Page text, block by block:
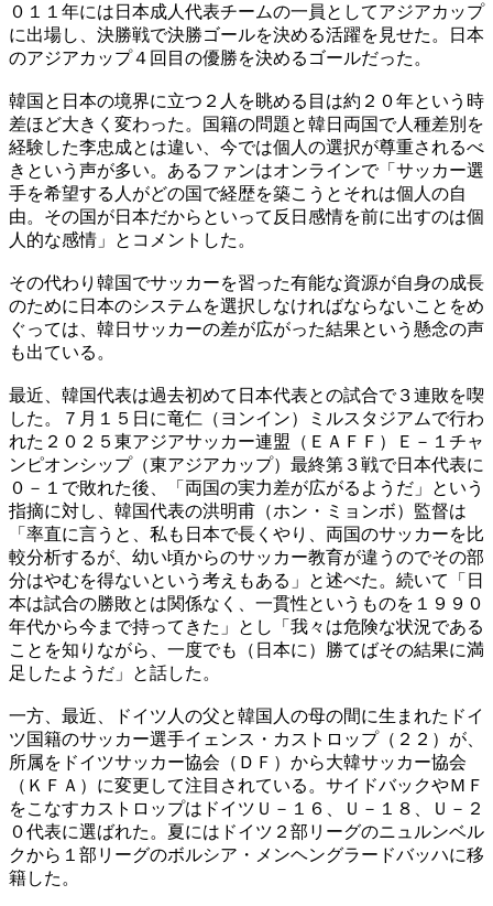
０１１年には日本成人代表チームの一員としてアジアカップ
に出場し、決勝戦で決勝ゴールを決める活躍を見せた。日本
のアジアカップ４回目の優勝を決めるゴールだった。
韓国と日本の境界に立つ２人を眺める目は約２０年という時
差ほど大きく変わった。国籍の問題と韓日両国で人種差別を
経験した李忠成とは違い、今では個人の選択が尊重されるべ
きという声が多い。あるファンはオンラインで「サッカー選
手を希望する人がどの国で経歴を築こうとそれは個人の自
由。その国が日本だからといって反日感情を前に出すのは個
人的な感情」とコメントした。
その代わり韓国でサッカーを習った有能な資源が自身の成長
のために日本のシステムを選択しなければならないことをめ
ぐっては、韓日サッカーの差が広がった結果という懸念の声
も出ている。
最近、韓国代表は過去初めて日本代表との試合で３連敗を喫
した。７月１５日に竜仁（ヨンイン）ミルスタジアムで行わ
れた２０２５東アジアサッカー連盟（ＥＡＦＦ）Ｅ－１チャ
ンピオンシップ（東アジアカップ）最終第３戦で日本代表に
０－１で敗れた後、「両国の実力差が広がるようだ」という
指摘に対し、韓国代表の洪明甫（ホン・ミョンボ）監督は
「率直に言うと、私も日本で長くやり、両国のサッカーを比
較分析するが、幼い頃からのサッカー教育が違うのでその部
分はやむを得ないという考えもある」と述べた。続いて「日
本は試合の勝敗とは関係なく、一貫性というものを１９９０
年代から今まで持ってきた」とし「我々は危険な状況である
ことを知りながら、一度でも（日本に）勝てばその結果に満
足したようだ」と話した。
一方、最近、ドイツ人の父と韓国人の母の間に生まれたドイ
ツ国籍のサッカー選手イェンス・カストロップ（２２）が、
所属をドイツサッカー協会（ＤＦ）から大韓サッカー協会
（ＫＦＡ）に変更して注目されている。サイドバックやＭＦ
をこなすカストロップはドイツＵ－１６、Ｕ－１８、Ｕ－２
０代表に選ばれた。夏にはドイツ２部リーグのニュルンベル
クから１部リーグのボルシア・メンヘングラードバッハに移
籍した。